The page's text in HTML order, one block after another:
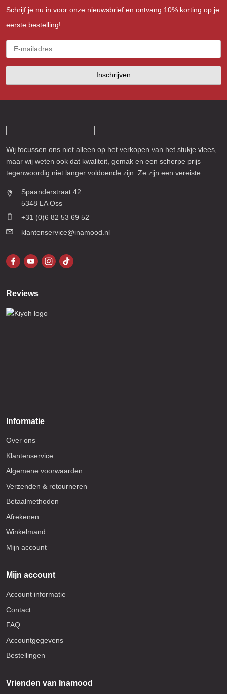
Schrijf je nu in voor onze nieuwsbrief en ontvang 10% korting op je
eerste bestelling!
Inschrijven
Wij focussen ons niet alleen op het verkopen van het stukje vlees,
maar wij weten ook dat kwaliteit, gemak en een scherpe prijs
tegenwoordig niet langer voldoende zijn. Ze zijn een vereiste.
Spaanderstraat 42
5348 LA Oss
+31 (0)6 82 53 69 52
klantenservice@inamood.nl
Reviews
Informatie
Over ons
Klantenservice
Algemene voorwaarden
Verzenden & retourneren
Betaalmethoden
Afrekenen
Winkelmand
Mijn account
Mijn account
Account informatie
Contact
FAQ
Accountgegevens
Bestellingen
Vrienden van Inamood